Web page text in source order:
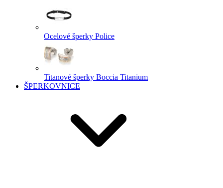
Ocelové šperky Police
Titanové šperky Boccia Titanium
ŠPERKOVNICE